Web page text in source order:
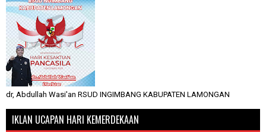
dr, Abdullah Wasi'an RSUD INGIMBANG KABUPATEN LAMONGAN
IKLAN UCAPAN HARI KEMERDEKAAN